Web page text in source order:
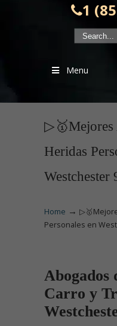
1
Menu
▷🥇Mejores
Heridas
Westchester
Home →
Personales en
Abogados
Carro y